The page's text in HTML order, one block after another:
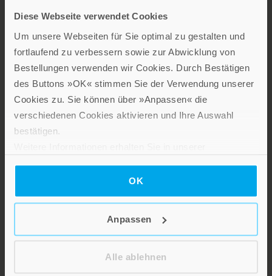
Diese Webseite verwendet Cookies
Um unsere Webseiten für Sie optimal zu gestalten und
fortlaufend zu verbessern sowie zur Abwicklung von
Bestellungen verwenden wir Cookies. Durch Bestätigen
des Buttons »OK« stimmen Sie der Verwendung unserer
Cookies zu. Sie können über »Anpassen« die
verschiedenen Cookies aktivieren und Ihre Auswahl
bestätigen.
OK
Anpassen
Alle ablehnen
NEWSLETTER
KARRIERE
KUNDENINFO
Die Verlage der Verlagsgruppe
Patmos
Stillen Sie Ihren Wissensdurst und entdecken Sie bei Patmos